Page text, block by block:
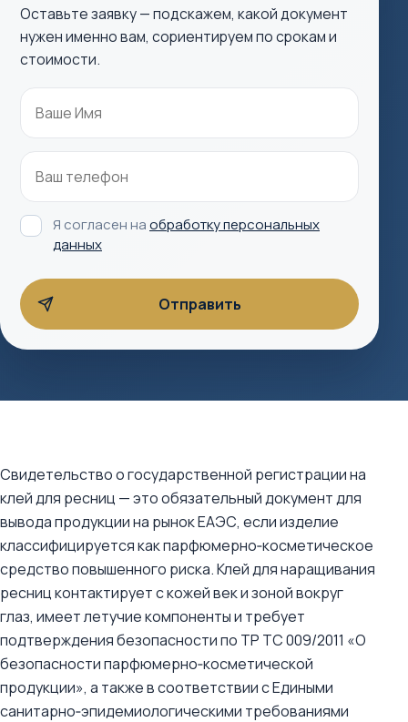
Оставьте заявку — подскажем, какой документ
нужен именно вам, сориентируем по срокам и
стоимости.
Я согласен наобработку персональных
данных
Свидетельство о государственной регистрации на
клей для ресниц — это обязательный документ для
вывода продукции на рынок ЕАЭС, если изделие
классифицируется как парфюмерно‑косметическое
средство повышенного риска. Клей для наращивания
ресниц контактирует с кожей век и зоной вокруг
глаз, имеет летучие компоненты и требует
подтверждения безопасности по ТР ТС 009/2011 «О
безопасности парфюмерно‑косметической
продукции», а также в соответствии с Едиными
санитарно‑эпидемиологическими требованиями